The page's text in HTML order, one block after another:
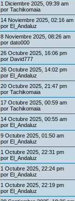
1 Diciembre 2025, 09:39 am
por Tachikomaia
14 Noviembre 2025, 02:16 am
por El_Andaluz
8 Noviembre 2025, 08:26 am
por dato000
26 Octubre 2025, 16:06 pm
por David777
26 Octubre 2025, 14:02 pm
por El_Andaluz
20 Octubre 2025, 21:47 pm
por Tachikomaia
17 Octubre 2025, 00:59 am
por Tachikomaia
14 Octubre 2025, 00:55 am
por El_Andaluz
9 Octubre 2025, 01:50 am
por El_Andaluz
1 Octubre 2025, 22:31 pm
por El_Andaluz
1 Octubre 2025, 22:24 pm
por El_Andaluz
1 Octubre 2025, 22:19 pm
por El_Andaluz